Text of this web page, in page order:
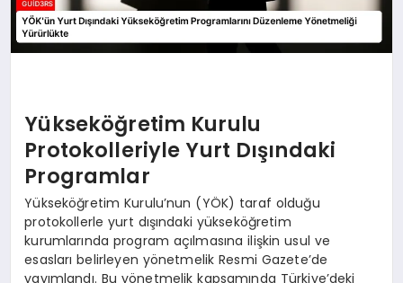
Yükseköğretim Kurulu
Protokolleriyle Yurt Dışındaki
Programlar
Yükseköğretim Kurulu’nun (YÖK) taraf olduğu
protokollerle yurt dışındaki yükseköğretim
kurumlarında program açılmasına ilişkin usul ve
esasları belirleyen yönetmelik Resmi Gazete’de
yayımlandı. Bu yönetmelik kapsamında Türkiye’deki